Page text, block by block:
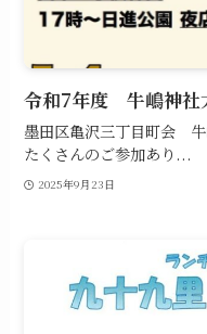
令和7年度 牛嶋神社
墨田区亀沢三丁目町会
たくさんのご参加あり...
2025年9月23日